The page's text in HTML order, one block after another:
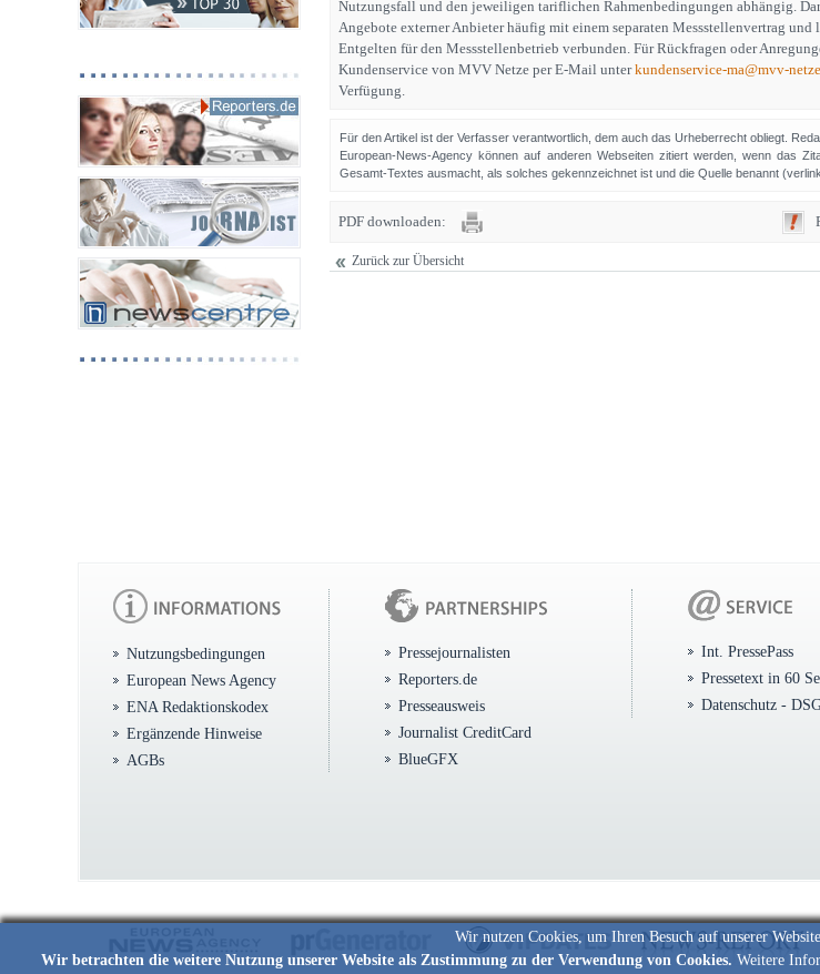
Wir nutzen Cookies, um Ihren Besuch auf unserer
Wir betrachten die weitere Nutzung unserer Website als Zustimmung zu der Verwendung von Cookies. Weitere
Nutzungsfall und den jeweiligen tariflichen Rahmenbedingungen abhängig.
Angebote externer Anbieter häufig mit einem separaten Messstellenvertrag und
Entgelten für den Messstellenbetrieb verbunden. Für Rückfragen oder
Kundenservice von MVV Netze per E-Mail unterkundenservice-ma@mvv-
Verfügung.
Für den Artikel ist der Verfasser verantwortlich, dem auch das Urheberrecht obliegt.
European-News-Agency können auf anderen Webseiten zitiert werden, wenn das
Gesamt-Textes ausmacht, als solches gekennzeichnet ist und die Quelle benannt
PDF downloaden:
Zurück zur Übersicht
Nutzungsbedingungen
European News Agency
ENA Redaktionskodex
Ergänzende Hinweise
AGBs
Pressejournalisten
Reporters.de
Presseausweis
Journalist CreditCard
BlueGFX
Int. PressePass
Pressetext in 60
Datenschutz -